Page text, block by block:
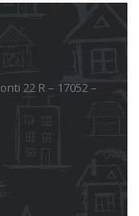
22 R – 17052 –